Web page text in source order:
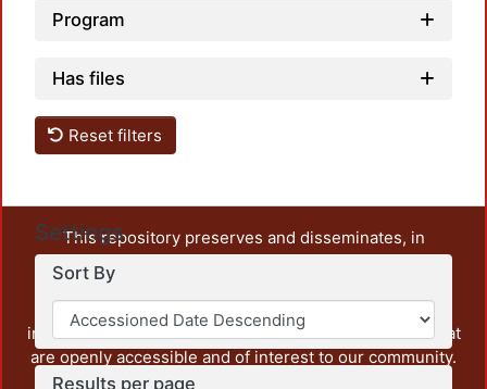
Program
Has files
Reset filters
Settings
Sort By
Results per page
This repository preserves and disseminates, in
unrestricted open access, the teaching and research
output of UAM Azcapotzalco. It also includes some
administrative and graphic documents from the
institution, as well as content from other institutions that
are openly accessible and of interest to our community.